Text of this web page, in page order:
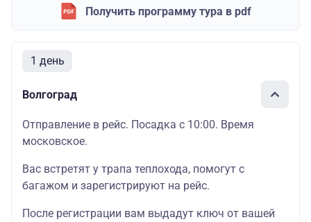
Получить программу тура в pdf
1 день
Волгоград
Отправление в рейс. Посадка с 10:00. Время
московское.
Вас встретят у трапа теплохода, помогут с
багажом и зарегистрируют на рейс.
После регистрации вам выдадут ключ от вашей